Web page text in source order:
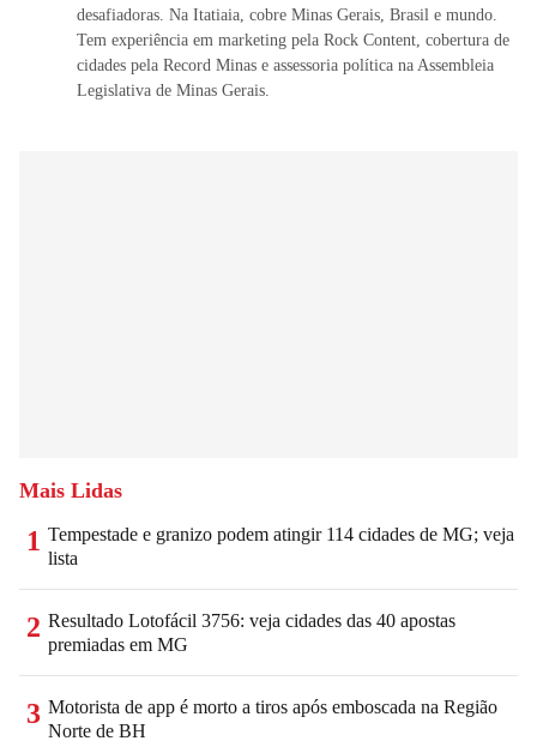
desafiadoras. Na Itatiaia, cobre Minas Gerais, Brasil e mundo.
Tem experiência em marketing pela Rock Content, cobertura de
cidades pela Record Minas e assessoria política na Assembleia
Legislativa de Minas Gerais.
Mais Lidas
1 Tempestade e granizo podem atingir 114 cidades de MG; veja
lista
2 Resultado Lotofácil 3756: veja cidades das 40 apostas
premiadas em MG
3 Motorista de app é morto a tiros após emboscada na Região
Norte de BH